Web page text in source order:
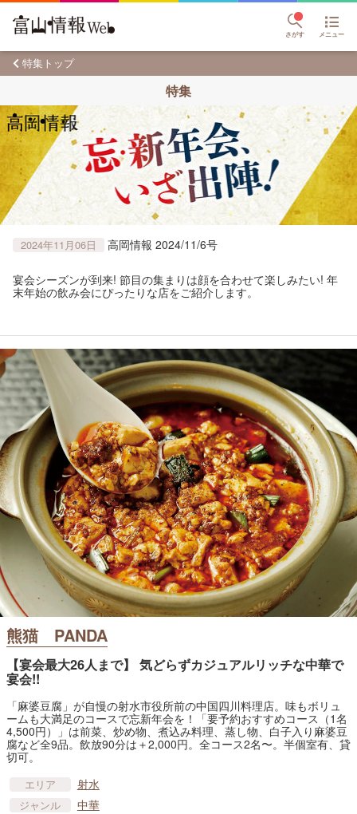
さがす メニュー
特集トップ
特集
2024年11月06日 高岡情報 2024/11/6号
宴会シーズンが到来! 節目の集まりは顔を合わせて楽しみたい! 年
末年始の飲み会にぴったりな店をご紹介します。
熊猫 PANDA
【宴会最大26人まで】 気どらずカジュアルリッチな中華で
宴会!!
「麻婆豆腐」が自慢の射水市役所前の中国四川料理店。味もボリュ
ームも大満足のコースで忘新年会を！「要予約おすすめコース（1名
4,500円）」は前菜、炒め物、煮込み料理、蒸し物、白子入り麻婆豆
腐など全9品。飲放90分は＋2,000円。全コース2名〜。半個室有、貸
切可。
エリア 射水
ジャンル 中華